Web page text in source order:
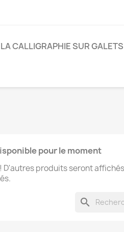
LA CALLIGRAPHIE SUR GALETS
pour le moment
D'autres produits seront
search